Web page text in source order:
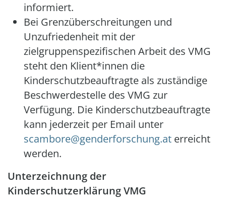
informiert.
Bei Grenzüberschreitungen und
Unzufriedenheit mit der
zielgruppenspezifischen Arbeit des VMG
steht den Klient*innen die
Kinderschutzbeauftragte als zuständige
Beschwerdestelle des VMG zur
Verfügung. Die Kinderschutzbeauftragte
kann jederzeit per Email unter
scambore@genderforschung.at erreicht
werden.
Unterzeichnung der
Kinderschutzerklärung VMG